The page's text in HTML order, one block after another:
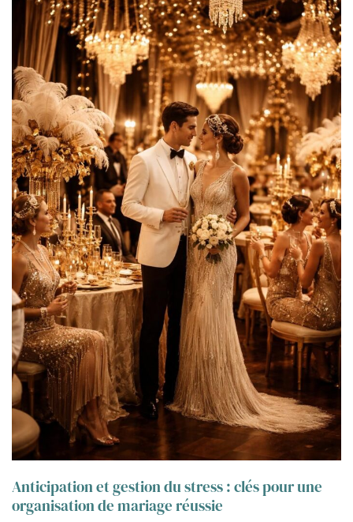
Anticipation et gestion du stress : clés pour une
organisation de mariage réussie